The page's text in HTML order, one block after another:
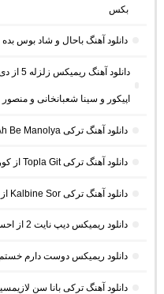
بکس
دانلود آهنگ باحال و شاد بوس
اپیکور و سینا شعبانخانی و منصور
دانلود آهنگ ترکی Ah Be Manolya از بوراک بولوت
دانلود آهنگ ترکی Topla Git از کورتولوش کوش
دانلود آهنگ ترکی Kalbine Sor از Bahadır Macit و Tunahan Sakar
دانلود ریمیکس دیپ نایت 2 از احسان رمزی (ریمیکس طولانی غمگین)
دانلود ریمیکس دوست دارم
دانلود آهنگ ترکی بانا سن